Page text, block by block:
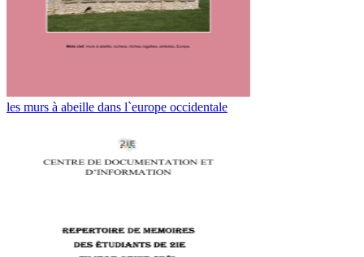
les murs à abeille dans l`europe occidentale